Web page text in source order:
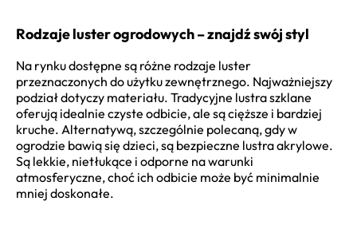
Rodzaje luster ogrodowych – znajdź swój styl
Na rynku dostępne są różne rodzaje luster
przeznaczonych do użytku zewnętrznego. Najważniejszy
podział dotyczy materiału. Tradycyjne lustra szklane
oferują idealnie czyste odbicie, ale są cięższe i bardziej
kruche. Alternatywą, szczególnie polecaną, gdy w
ogrodzie bawią się dzieci, są bezpieczne lustra akrylowe.
Są lekkie, nietłukące i odporne na warunki
atmosferyczne, choć ich odbicie może być minimalnie
mniej doskonałe.